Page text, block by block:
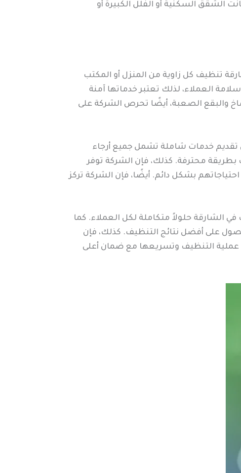
الشقق السكنية أو الفلل الكبيرة أو
تنظيف كل زاوية من المنزل أو المكتب
العملاء، لذلك تعتبر خدماتها آمنة
والبقع الصعبة، أيضًا تحرص الشركة على
تقديم خدمات شاملة تشمل جميع أرجاء
محترفة. كذلك، فإن الشركة توفر
بشكل دائم. أيضًا، فإن الشركة تركز
الشارقة حلولاً متكاملة لكل العملاء. كما
على أفضل نتائج التنظيف. كذلك، فإن
عملية التنظيف وتسريعها مع ضمان أعلى